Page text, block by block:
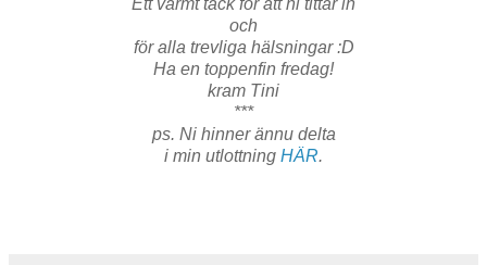
Ett varmt tack för att ni tittar in
och
för alla trevliga hälsningar :D
Ha en toppenfin fredag!
kram Tini
***
ps. Ni hinner ännu delta
i min utlottning HÄR.